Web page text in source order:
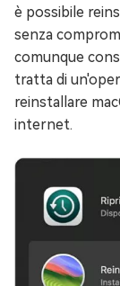
è possibile
senza
comunque
tratta di
reinstallare
internet.